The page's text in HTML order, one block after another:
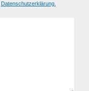
Datenschutzerklärung.